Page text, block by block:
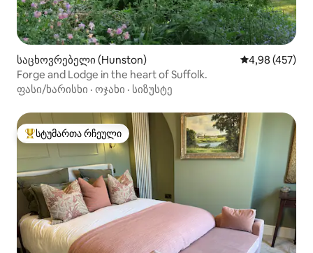
საცხოვრებელი (Hunston) საშუალო
4,98 (457)
Forge and Lodge in the heart of Suffolk.
ფასი/ხარისხი · ოჯახი · სიზუსტე
სტუმართა რჩეული მოწინავე ვარიანტი
სტუმართა რჩეული